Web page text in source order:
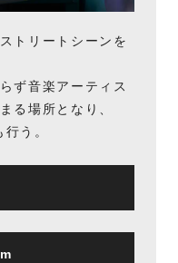
トリートシーンを
ず音楽アーティス
る場所となり、
う。